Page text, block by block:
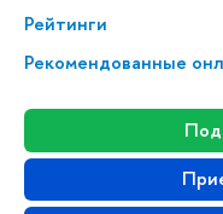
Рейтинги
Рекомендованные